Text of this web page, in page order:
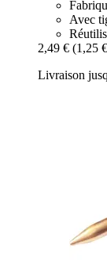
Avec
2,49 € (1,25
Livraison